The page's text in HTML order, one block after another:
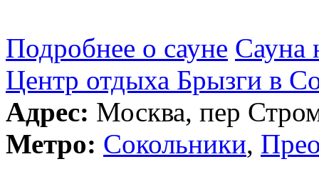
Подробнее о сауне Сауна
Центр отдыха Брызги в
Адрес: Москва, пер
Метро: Сокольники,